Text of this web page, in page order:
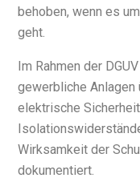
behoben, wenn es
geht.
Im Rahmen der
gewerbliche
elektrische
Wirksamkeit der
dokumentiert.